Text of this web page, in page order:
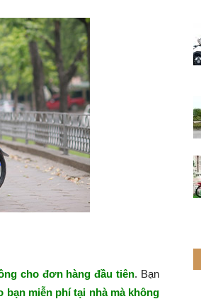
cho đơn hàng đầu tiên. Bạn
bạn miễn phí tại nhà mà không